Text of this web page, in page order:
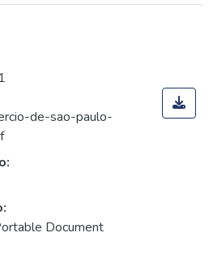
de-sao-paulo-
Document